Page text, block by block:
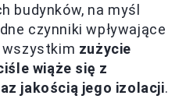
budynków, na myśl
czynniki wpływające
wszystkim zużycie
wiąże się z
jakością jego izolacji.